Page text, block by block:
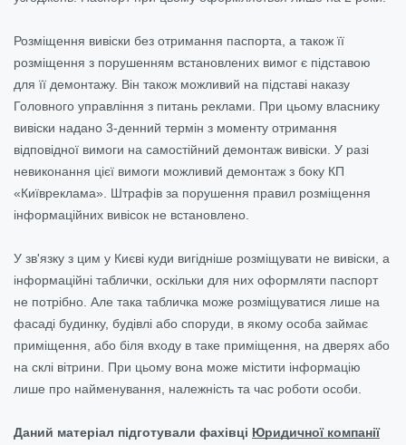
Розміщення вивіски без отримання паспорта, а також її
розміщення з порушенням встановлених вимог є підставою
для її демонтажу. Він також можливий на підставі наказу
Головного управління з питань реклами. При цьому власнику
вивіски надано 3-денний термін з моменту отримання
відповідної вимоги на самостійний демонтаж вивіски. У разі
невиконання цієї вимоги можливий демонтаж з боку КП
«Київреклама». Штрафів за порушення правил розміщення
інформаційних вивісок не встановлено.
У зв'язку з цим у Києві куди вигідніше розміщувати не вивіски, а
інформаційні таблички, оскільки для них оформляти паспорт
не потрібно. Але така табличка може розміщуватися лише на
фасаді будинку, будівлі або споруди, в якому особа займає
приміщення, або біля входу в таке приміщення, на дверях або
на склі вітрини. При цьому вона може містити інформацію
лише про найменування, належність та час роботи особи.
Даний матеріал підготували фахівці Юридичної компанії